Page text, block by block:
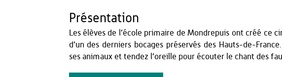
Présentation
Les élèves de l’école primaire de Mondrepuis ont créé ce
d’un des derniers bocages préservés des Hauts-de-
ses animaux et tendez l’oreille pour écouter le chant des